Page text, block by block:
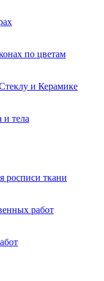
по цветам
и Керамике
и тела
росписи ткани
работ